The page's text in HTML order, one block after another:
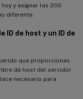
y asignar las 200
diferente.
ID de host y un ID de
que proporcionas
de host del servidor
necesario para